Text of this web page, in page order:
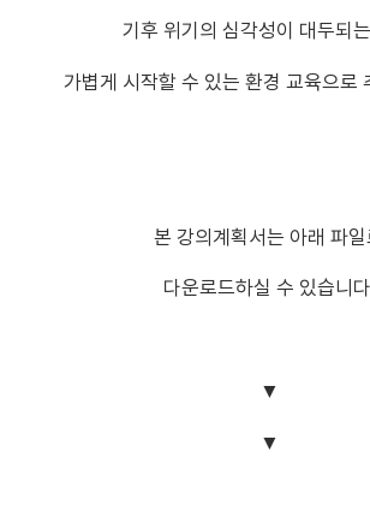
기후 위기의 심각성이 대두되
가볍게 시작할 수 있는 환경 교육으로
본 강의계획서는 아래 파일
다운로드하실 수 있습니
▼
▼